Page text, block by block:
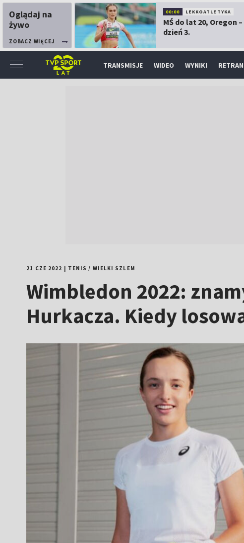
Oglądaj na
żywo
ZOBACZ WIĘCEJ
00:00 LEKKOATLETYKA
MŚ do lat 20, Oregon –
dzień 3.
TRANSMISJE WIDEO WYNIKI
21 CZE 2022 TENIS / WIELKI SZLEM
Wimbledon 2022:
Hurkacza. Kiedy